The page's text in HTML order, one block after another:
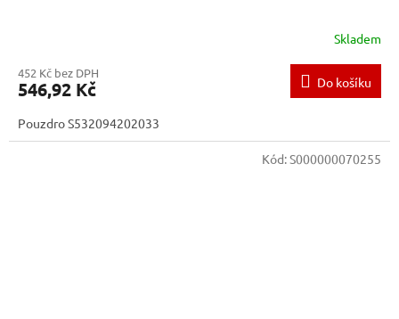
Skladem
452 Kč bez DPH
546,92 Kč Do košíku
Pouzdro S532094202033
Kód:S000000070255